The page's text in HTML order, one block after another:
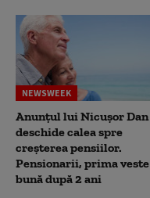
NEWSWEEK
Anunțul lui Nicușor Dan
deschide calea spre
creșterea pensiilor.
Pensionarii, prima veste
bună după 2 ani